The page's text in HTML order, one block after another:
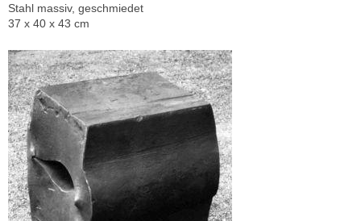
Stahl massiv, geschmiedet
37 x 40 x 43 cm